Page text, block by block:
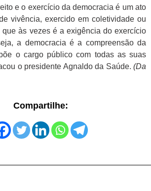
e o exercício da democracia é um ato
vivência, exercido em coletividade ou
às vezes é a exigência do exercício
a democracia é a compreensão da
o cargo público com todas as suas
o presidente Agnaldo da Saúde. (Da
Compartilhe: